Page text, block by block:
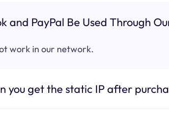
and PayPal Be Used Through
work in our network.
you get the static IP after